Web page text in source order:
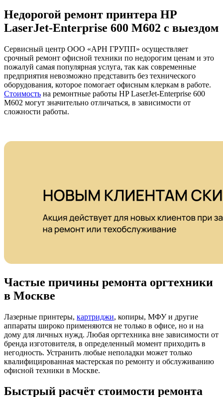
Недорогой ремонт принтера HP
LaserJet-Enterprise 600 M602 с выездом
Сервисный центр ООО «АРН ГРУПП» осуществляет
срочный ремонт офисной техники по недорогим ценам и это
пожалуй самая популярная услуга, так как современные
предприятия невозможно представить без технического
оборудования, которое помогает офисным клеркам в работе.
Стоимость на ремонтные работы HP LaserJet-Enterprise 600
M602 могут значительно отличаться, в зависимости от
сложности работы.
Частые причины ремонта оргтехники
в Москве
Лазерные принтеры, картриджи, копиры, МФУ и другие
аппараты широко применяются не только в офисе, но и на
дому для личных нужд. Любая оргтехника вне зависимости от
бренда изготовителя, в определенный момент приходить в
негодность. Устранить любые неполадки может только
квалифицированная мастерская по ремонту и обслуживанию
офисной техники в Москве.
Быстрый расчёт стоимости ремонта